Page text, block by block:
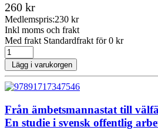
260 kr
Medlemspris:230 kr
Inkl moms och frakt
Med frakt Standardfrakt för 0 kr
Lägg i varukorgen
Från ämbetsmannastat till
En studie i svensk offentlig